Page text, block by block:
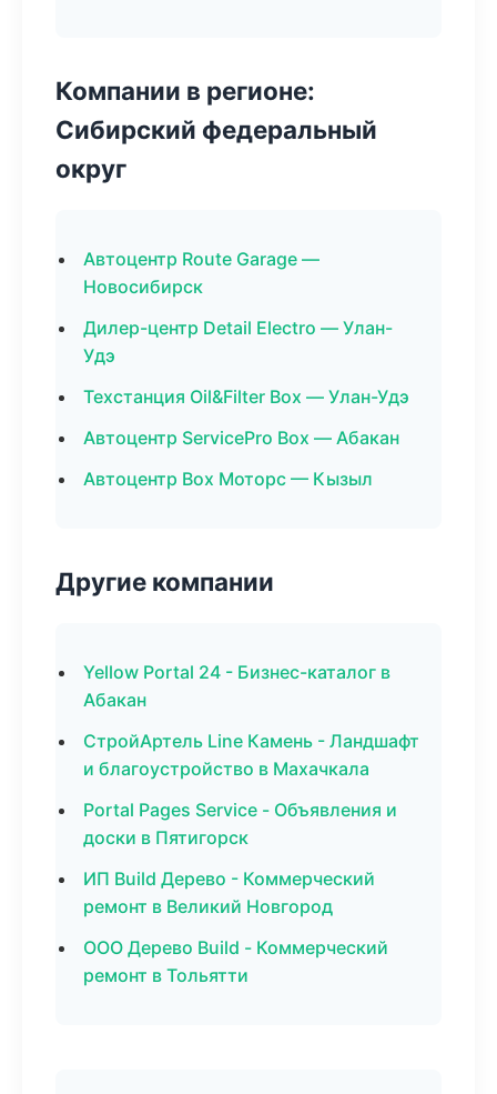
Компании в регионе:
Сибирский федеральный
округ
Автоцентр Route Garage —
Новосибирск
Дилер-центр Detail Electro — Улан-
Удэ
Техстанция Oil&Filter Box — Улан-Удэ
Автоцентр ServicePro Box — Абакан
Автоцентр Box Моторс — Кызыл
Другие компании
Yellow Portal 24 - Бизнес-каталог в
Абакан
СтройАртель Line Камень - Ландшафт
и благоустройство в Махачкала
Portal Pages Service - Объявления и
доски в Пятигорск
ИП Build Дерево - Коммерческий
ремонт в Великий Новгород
ООО Дерево Build - Коммерческий
ремонт в Тольятти